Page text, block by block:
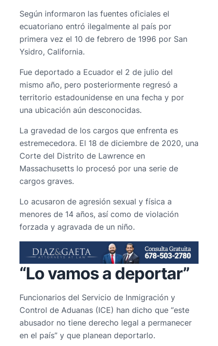
Según informaron las fuentes oficiales el
ecuatoriano entró ilegalmente al país por
primera vez el 10 de febrero de 1996 por San
Ysidro, California.
Fue deportado a Ecuador el 2 de julio del
mismo año, pero posteriormente regresó a
territorio estadounidense en una fecha y por
una ubicación aún desconocidas.
La gravedad de los cargos que enfrenta es
estremecedora. El 18 de diciembre de 2020, una
Corte del Distrito de Lawrence en
Massachusetts lo procesó por una serie de
cargos graves.
Lo acusaron de agresión sexual y física a
menores de 14 años, así como de violación
forzada y agravada de un niño.
“Lo vamos a deportar”
Funcionarios del Servicio de Inmigración y
Control de Aduanas (ICE) han dicho que “este
abusador no tiene derecho legal a permanecer
en el país” y que planean deportarlo.